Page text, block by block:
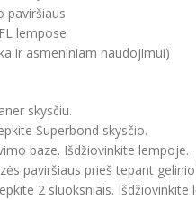
lempose
ir asmeniniam naudojimui)
skysčiu.
Superbond skysčio.
baze. Išdžiovinkite lempoje.
paviršiaus prieš tepant
2 sluoksniais. Išdžiovinkite